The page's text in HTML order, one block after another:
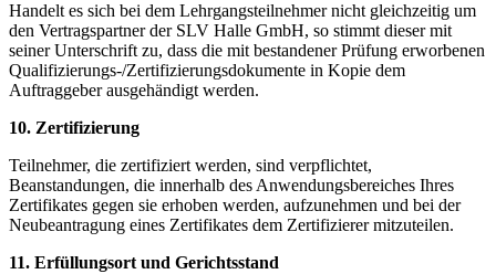
Handelt es sich bei dem Lehrgangsteilnehmer nicht gleichzeitig um
den Vertragspartner der SLV Halle GmbH, so stimmt dieser mit
seiner Unterschrift zu, dass die mit bestandener Prüfung erworbenen
Qualifizierungs-/Zertifizierungsdokumente in Kopie dem
Auftraggeber ausgehändigt werden.
10. Zertifizierung
Teilnehmer, die zertifiziert werden, sind verpflichtet,
Beanstandungen, die innerhalb des Anwendungsbereiches Ihres
Zertifikates gegen sie erhoben werden, aufzunehmen und bei der
Neubeantragung eines Zertifikates dem Zertifizierer mitzuteilen.
11. Erfüllungsort und Gerichtsstand